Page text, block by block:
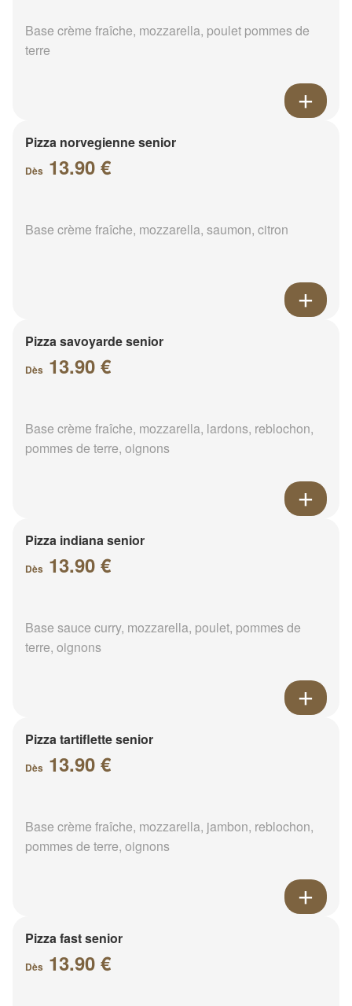
Base crème fraîche, mozzarella, poulet pommes de
terre
Pizza norvegienne senior
Dès 13.90 €
Base crème fraîche, mozzarella, saumon, citron
Pizza savoyarde senior
Dès 13.90 €
Base crème fraîche, mozzarella, lardons, reblochon,
pommes de terre, oignons
Pizza indiana senior
Dès 13.90 €
Base sauce curry, mozzarella, poulet, pommes de
terre, oignons
Pizza tartiflette senior
Dès 13.90 €
Base crème fraîche, mozzarella, jambon, reblochon,
pommes de terre, oignons
Pizza fast senior
Dès 13.90 €